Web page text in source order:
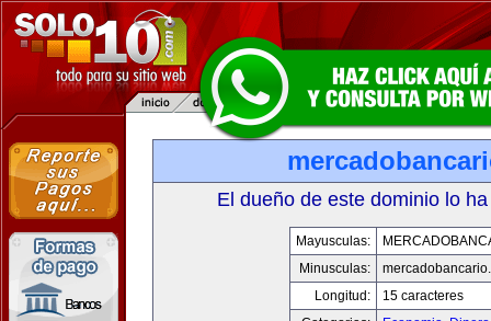
El dueño de este dominio lo
Mayusculas:
Minusculas:
Longitud:
15 caracteres